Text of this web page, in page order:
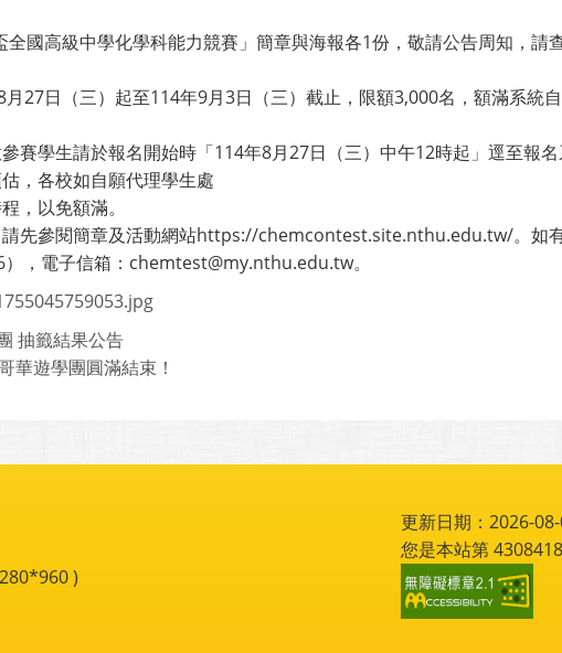
國高級中學化學科能力競賽」簡章與海報各1份，敬請公告周知，請查
27日（三）起至114年9月3日（三）截止，限額3,000名，額滿系統
賽學生請於報名開始時「114年8月27日（三）中午12時起」逕至報
，各校如自願代理學生處
，以免額滿。
先參閱簡章及活動網站https://chemcontest.site.nthu.edu.tw/。如
，電子信箱：chemtest@my.nthu.edu.tw。
抽籤結果公告
華遊學團圓滿結束！
)
更新日期：2026-
您是本站第